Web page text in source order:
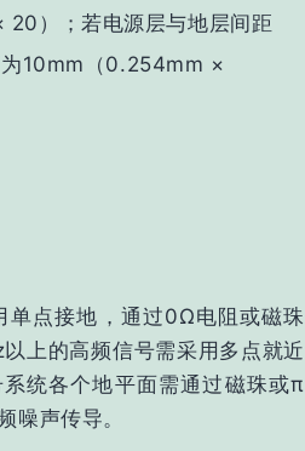
）
；若电源层与地层间距
10mm（0.254mm ×
单点接地‌，通过0Ω电阻或磁珠
上的高频信号需采用‌多点就近
统各个地平面需通过‌磁珠或π
噪声传导‌。